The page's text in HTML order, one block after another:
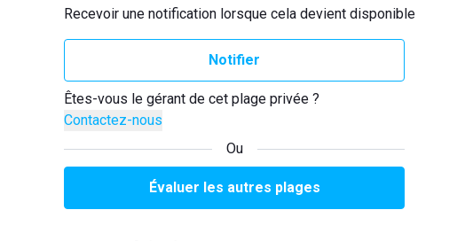
Recevoir une notification lorsque cela devient disponible
Notifier
Êtes-vous le gérant de cet plage privée ?
Contactez-nous
Ou
Évaluer les autres plages